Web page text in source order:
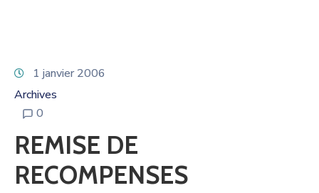
1 janvier 2006
Archives
0
REMISE DE
RECOMPENSES